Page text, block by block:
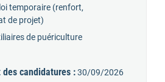
temporaire (renfort,
de projet)
de puériculture
candidatures :30/09/2026